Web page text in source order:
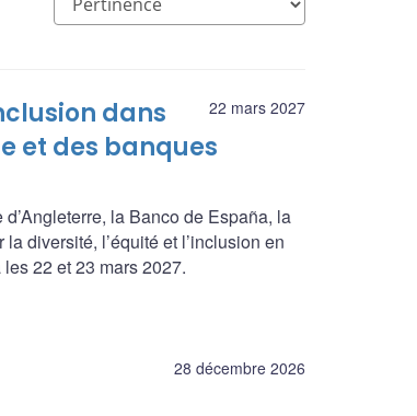
22 mars 2027
dans
et des banques
la Banco de España, la
diversité, l’équité et l’inclusion en
22 et 23 mars 2027.
28 décembre 2026